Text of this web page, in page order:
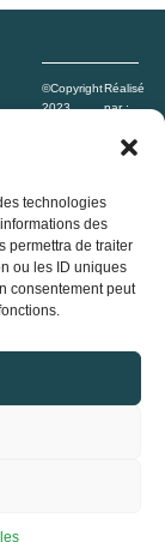
technologies
des
permettra de traiter
ou les ID uniques
consentement peut
©Copyright
2023
Réalisé
par :